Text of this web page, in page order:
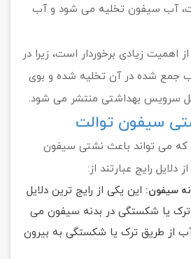
آب سیفون تخلیه می شود و آب
زیادی برخوردار است، زیرا در
جمع شده در آن تخلیه شده و بوی
سرویس بهداشتی منتشر می شود.
سیفون توالت
که می تواند باعث نشتی سیفون
رایج عبارتند از:
سیفون: این یکی از رایج ترین دلایل
یا شکستگی در بدنه سیفون می
از طریق ترک یا شکستگی به بیرون